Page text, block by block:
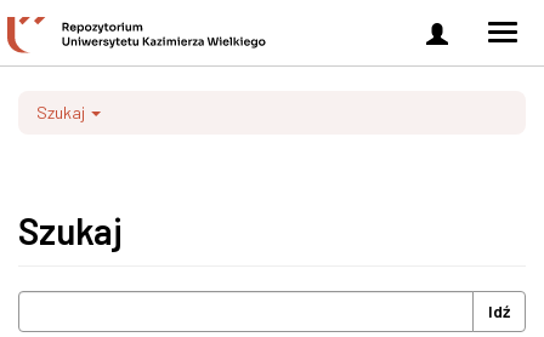
Zaloguj
się
Szukaj
Szukaj
Idź